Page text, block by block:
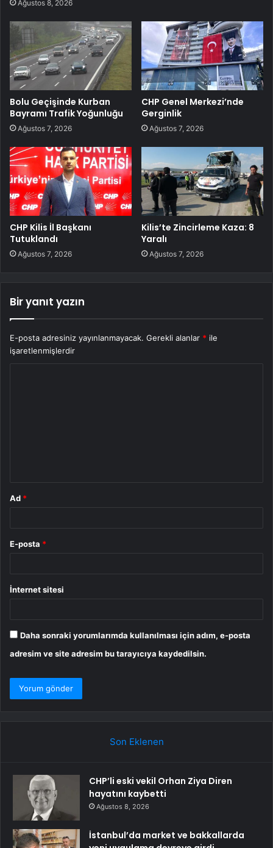
Ağustos 8, 2026
Bolu Geçişinde Kurban
Bayramı Trafik Yoğunluğu
Ağustos 7, 2026
CHP Genel Merkezi’nde
Gerginlik
Ağustos 7, 2026
CHP Kilis İl Başkanı
Tutuklandı
Ağustos 7, 2026
Kilis’te Zincirleme Kaza: 8
Yaralı
Ağustos 7, 2026
Bir yanıt yazın
E-posta adresiniz yayınlanmayacak. Gerekli alanlar * ile
işaretlenmişlerdir
Ad *
E-posta *
İnternet sitesi
Daha sonraki yorumlarımda kullanılması için adım, e-posta
adresim ve site adresim bu tarayıcıya kaydedilsin.
Son Eklenen
CHP’li eski vekil Orhan Ziya Diren
hayatını kaybetti
Ağustos 8, 2026
İstanbul’da market ve bakkallarda